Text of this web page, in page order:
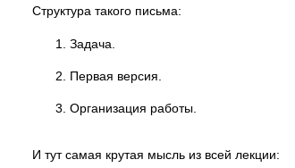
Структура такого письма:
Задача.
Первая версия.
Организация работы.
И тут самая крутая мысль из всей лекции: